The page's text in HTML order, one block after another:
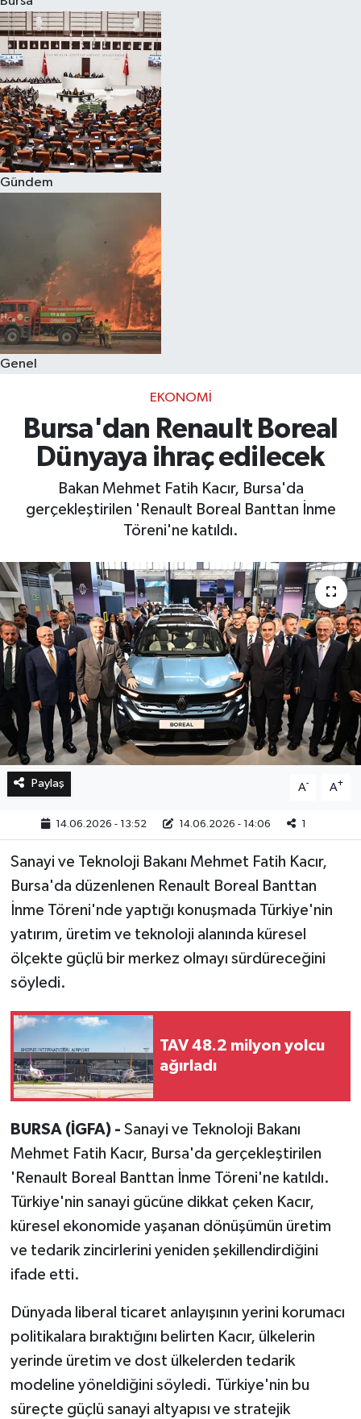
Gündem
Genel
EKONOMI
Bursa'dan Renault Boreal
Dünyaya ihraç edilecek
Bakan Mehmet Fatih Kacır, Bursa'da
gerçekleştirilen 'Renault Boreal Banttan İnme
Töreni'ne katıldı.
Paylaş A- A+
14.06.2026 - 13:52 14.06.2026 - 14:06 1
Sanayi ve Teknoloji Bakanı Mehmet Fatih Kacır,
Bursa'da düzenlenen Renault Boreal Banttan
İnme Töreni'nde yaptığı konuşmada Türkiye'nin
yatırım, üretim ve teknoloji alanında küresel
ölçekte güçlü bir merkez olmayı sürdüreceğini
söyledi.
TAV 48.2 milyon yolcu
ağırladı
BURSA (İGFA) - Sanayi ve Teknoloji Bakanı
Mehmet Fatih Kacır, Bursa'da gerçekleştirilen
'Renault Boreal Banttan İnme Töreni'ne katıldı.
Türkiye'nin sanayi gücüne dikkat çeken Kacır,
küresel ekonomide yaşanan dönüşümün üretim
ve tedarik zincirlerini yeniden şekillendirdiğini
ifade etti.
Dünyada liberal ticaret anlayışının yerini korumacı
politikalara bıraktığını belirten Kacır, ülkelerin
yerinde üretim ve dost ülkelerden tedarik
modeline yöneldiğini söyledi. Türkiye'nin bu
süreçte güçlü sanayi altyapısı ve stratejik
Eğitim
Sağlık
Dünya
Magazin
Gündem
Teknoloji
Bilim
Genel